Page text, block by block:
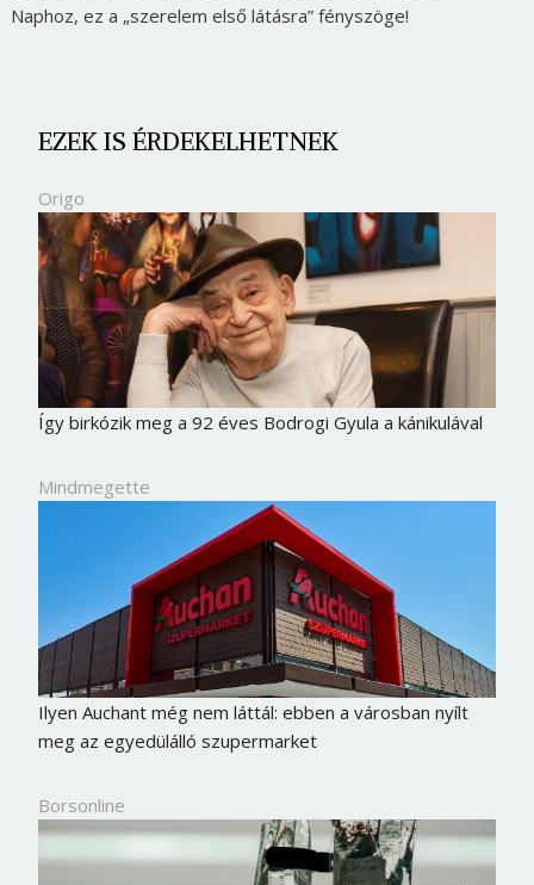
Naphoz, ez a „szerelem első látásra” fényszöge!
EZEK IS ÉRDEKELHETNEK
Origo
Így birkózik meg a 92 éves Bodrogi Gyula a kánikulával
Mindmegette
Ilyen Auchant még nem láttál: ebben a városban nyílt
meg az egyedülálló szupermarket
Borsonline